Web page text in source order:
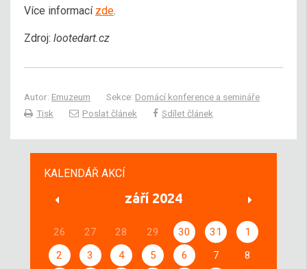
Více informací zde.
Zdroj: lootedart.cz
Autor: Emuzeum Sekce: Domácí konference a semináře
Tisk
Poslat článek Sdílet článek
KALENDÁŘ AKCÍ
září 2024
26 27 28 29 30 31
1
2
3 4 5 6 7
8